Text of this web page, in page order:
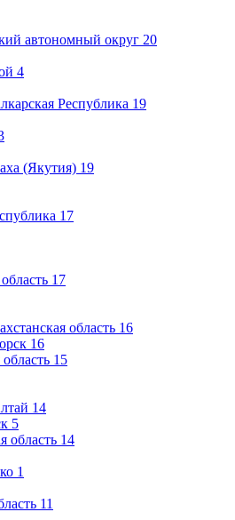
автономный округ 20
4
Республика 19
(Якутия) 19
17
17
область 16
16
15
14
5
область 14
1
11